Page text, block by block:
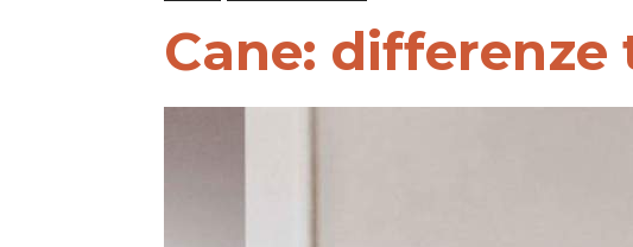
Cane: differenze